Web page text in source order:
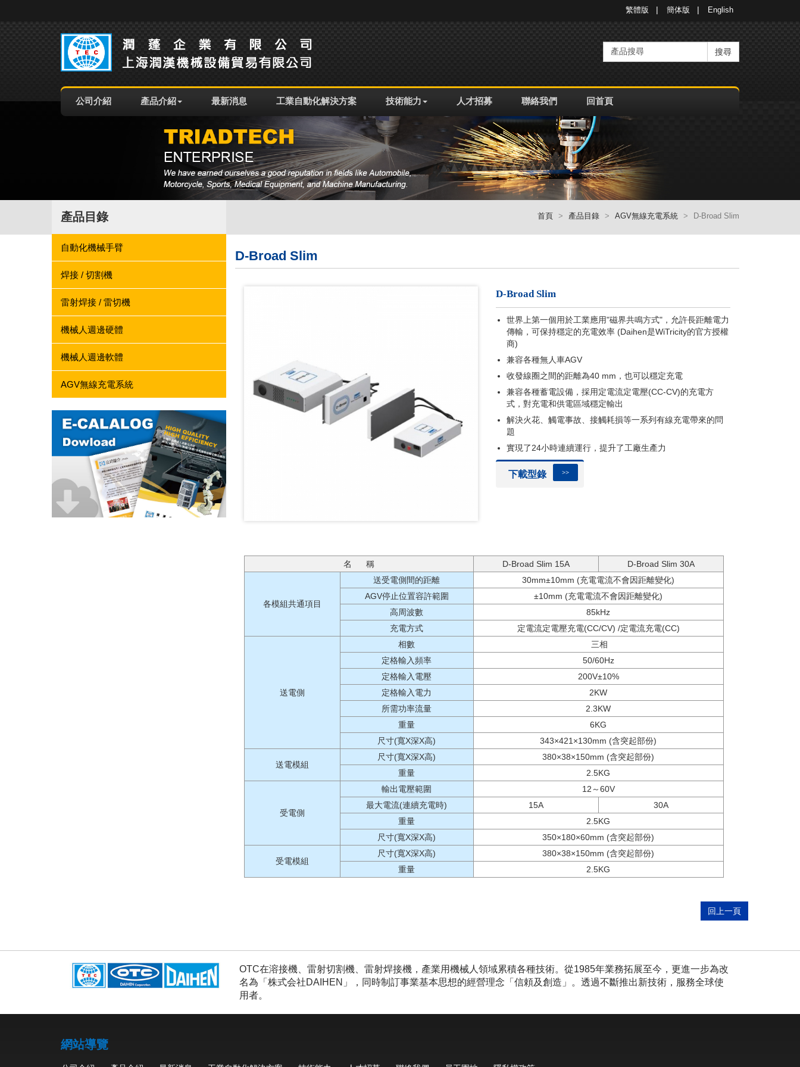
繁體版 簡体版 English
搜尋
公司介紹 產品介紹 最新消息 工業自動化解決方案 技術能力 人才招募 聯絡我們 回首頁
產品目錄
自動化機械手臂
焊接 / 切割機
雷射焊接 / 雷切機
機械人週邊硬體
機械人週邊軟體
AGV無線充電系統
首頁 產品目錄 AGV無線充電系統 D-Broad Slim
D-Broad Slim
D-Broad Slim
世界上第一個用於工業應用"磁界共鳴方式"，允許長距離電力
傳輸，可保持穩定的充電效率 (Daihen是WiTricity的官方授權
商)
兼容各種無人車AGV
收發線圈之間的距離為40 mm，也可以穩定充電
兼容各種蓄電設備，採用定電流定電壓(CC-CV)的充電方
式，對充電和供電區域穩定輸出
解決火花、觸電事故、接觸耗損等一系列有線充電帶來的問
題
實現了24小時連續運行，提升了工廠生產力
>>
下載型錄
名 稱 D-Broad Slim 15A D-Broad Slim 30A
各模組共通項目
送受電側間的距離
30mm±10mm (充電電流不會因距離變化)
AGV停止位置容許範圍
±10mm (充電電流不會因距離變化)
高周波數
85kHz
充電方式
定電流定電壓充電(CC/CV) /定電流充電(CC)
送電側
相數
三相
定格輸入頻率
50/60Hz
定格輸入電壓
200V±10%
定格輸入電力
2KW
所需功率流量
2.3KW
重量
6KG
尺寸(寬X深X高)
343×421×130mm (含突起部份)
送電模組
尺寸(寬X深X高)
380×38×150mm (含突起部份)
重量
2.5KG
受電側
輸出電壓範圍
12～60V
最大電流(連續充電時)
15A
30A
重量
2.5KG
尺寸(寬X深X高)
350×180×60mm (含突起部份)
受電模組
尺寸(寬X深X高)
380×38×150mm (含突起部份)
重量
2.5KG
回上一頁
OTC在溶接機、雷射切割機、雷射焊接機，產業用機械人領域累積各種技術。從1985年業務拓展至今，更進一步為改
名為「株式会社DAIHEN」，同時制訂事業基本思想的經營理念「信頼及創造」。透過不斷推出新技術，服務全球使
用者。
網站導覽